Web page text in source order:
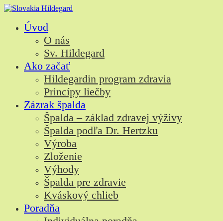
Skip
contentÚvod
O nás
Sv. Hildegard
Ako začať
Hildegardin program zdravia
Princípy liečby
Zázrak špalda
Špalda – základ zdravej výživy
Špalda podľa Dr. Hertzku
Výroba
Zloženie
Výhody
Špalda pre zdravie
Kváskový chlieb
Poradňa